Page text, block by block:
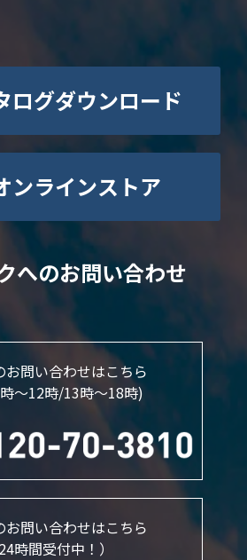
ログダウンロード
ンラインストア
へのお問い合わせ
お問い合わせはこちら
～12時/13時〜18時)
お問い合わせはこちら
24時間受付中！）